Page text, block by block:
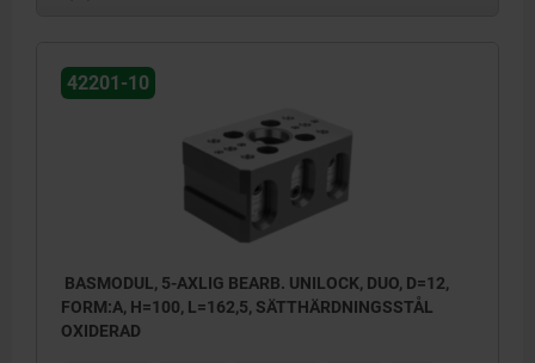
42201-10
BASMODUL, 5-AXLIG BEARB. UNILOCK, DUO, D=12,
FORM:A, H=100, L=162,5, SÄTTHÄRDNINGSSTÅL
OXIDERAD